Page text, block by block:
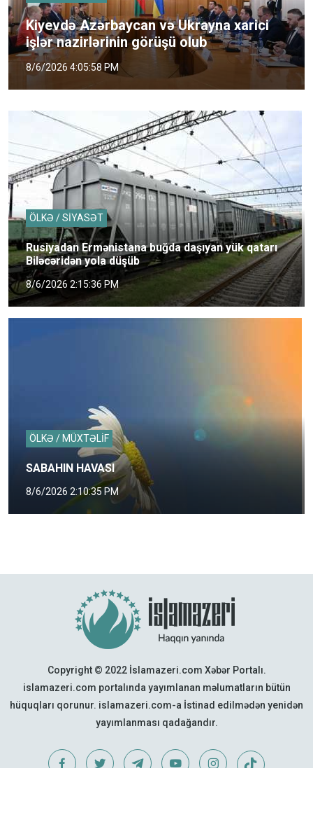
Kiyevdə Azərbaycan və Ukrayna xarici
işlər nazirlərinin görüşü olub
8/6/2026 4:05:58 PM
ÖLKƏ / SİYASƏT
Rusiyadan Ermənistana buğda daşıyan yük qatarı
Biləcəridən yola düşüb
8/6/2026 2:15:36 PM
ÖLKƏ / MÜXTƏLİF
SABAHIN HAVASI
8/6/2026 2:10:35 PM
Copyright © 2022 İslamazeri.com Xəbər Portalı.
islamazeri.com portalında yayımlanan məlumatların bütün
hüquqları qorunur. islamazeri.com-a İstinad edilmədən yenidən
yayımlanması qadağandır.